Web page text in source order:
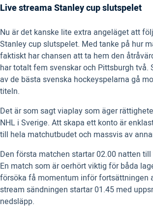
Live streama Stanley cup slutspelet
Nu är det kanske lite extra angeläget att
Stanley cup slutspelet. Med tanke på hur
faktiskt har chansen att ta hem den
har totalt fem svenskar och Pittsburgh två.
av de bästa svenska hockeyspelarna gå
titeln.
Det är som sagt viaplay som äger
NHL i Sverige. Att skapa ett konto är
till hela matchutbudet och massvis av
Den första matchen startar 02.00 natten
En match som är oerhört viktig för båda
försöka få momentum inför fortsättningen
stream sändningen startar 01.45 med
nedsläpp.